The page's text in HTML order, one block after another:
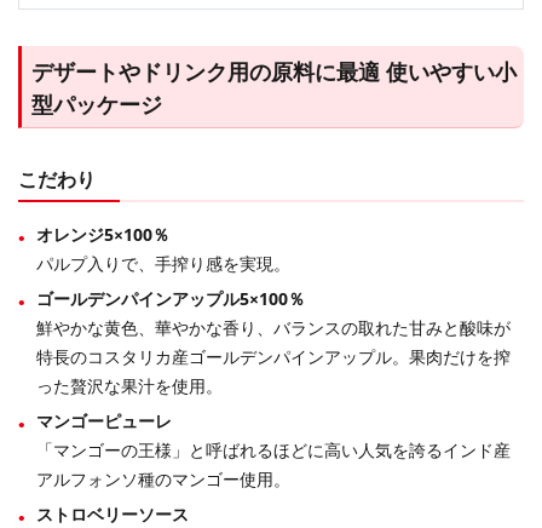
デザートやドリンク用の原料に最適 使いやすい小
型パッケージ
こだわり
オレンジ5×100％
パルプ入りで、手搾り感を実現。
ゴールデンパインアップル5×100％
鮮やかな黄色、華やかな香り、バランスの取れた甘みと酸味が
特長のコスタリカ産ゴールデンパインアップル。果肉だけを搾
った贅沢な果汁を使用。
マンゴーピューレ
「マンゴーの王様」と呼ばれるほどに高い人気を誇るインド産
アルフォンソ種のマンゴー使用。
ストロベリーソース